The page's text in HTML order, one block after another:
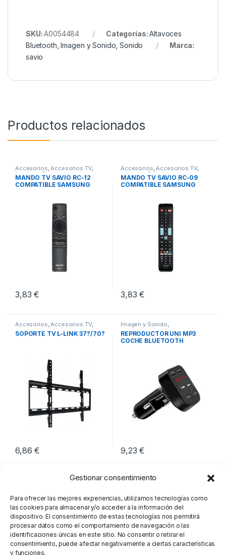
Gestionar consentimiento
Para ofrecer las mejores experiencias, utilizamos tecnologías como
las cookies para almacenar y/o acceder a la información del
dispositivo. El consentimiento de estas tecnologías nos permitirá
procesar datos como el comportamiento de navegación o las
identificaciones únicas en este sitio. No consentir o retirar el
consentimiento, puede afectar negativamente a ciertas características
y funciones.
SKU:A0054484 Categorías:Altavoces
Bluetooth ,Imagen y Sonido ,Sonido
Marca:
savio
Productos relacionados
Accesorios,Accesorios TV,
Imagen y Sonido
MANDO TV SAVIO RC-12
COMPATIBLE SAMSUNG
3,83€
Accesorios,Accesorios TV,
Imagen y Sonido
MANDO TV SAVIO RC-09
COMPATIBLE SAMSUNG
3,83€
Accesorios,Accesorios TV,
Imagen y Sonido
SOPORTE TV L-LINK 37?/70?
6,86€
Imagen y Sonido,
Reproductores,Reproductores
Mp3-Mp4
REPRODUCTOR UNI MP3
COCHE BLUETOOTH
9,23€